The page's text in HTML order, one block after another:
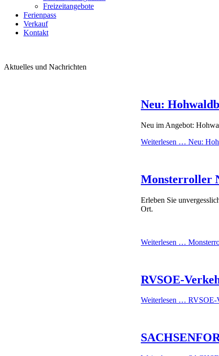
Freizeitangebote
Ferienpass
Verkauf
Kontakt
Aktuelles und Nachrichten
Neu:
Neu im Angebot:
Weiterlesen … Neu:
Monsterroller
Erleben Sie
Ort.
Weiterlesen …
RVSOE-
Weiterlesen … RVSOE-